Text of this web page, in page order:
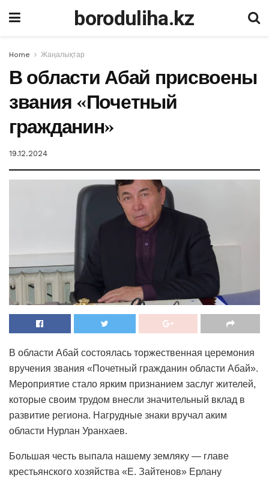
boroduliha.kz
Home Жаңалықтар
В области Абай присвоены
звания «Почетный
гражданин»
19.12.2024
В области Абай состоялась торжественная церемония
вручения звания «Почетный гражданин области Абай».
Мероприятие стало ярким признанием заслуг жителей,
которые своим трудом внесли значительный вклад в
развитие региона. Нагрудные знаки вручал аким
области Нурлан Уранхаев.
Большая честь выпала нашему земляку — главе
крестьянского хозяйства «Е. Зайтенов» Ерлану